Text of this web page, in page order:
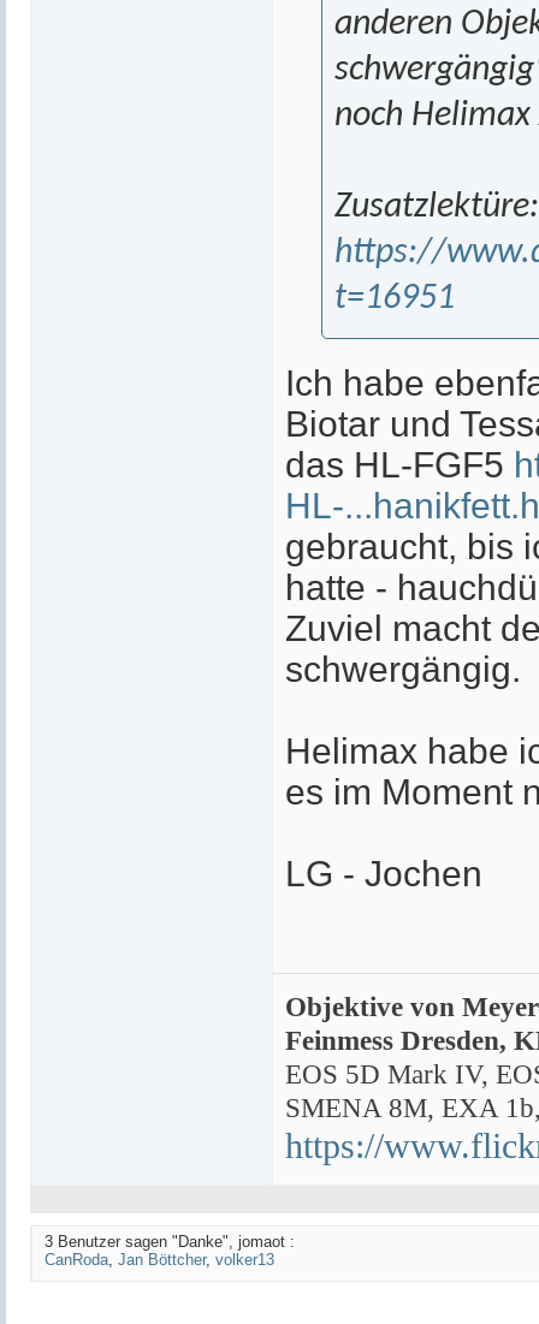
anderen
noch Helimax
Zusatzlektüre:
https://
t=16951
Ich habe
Biotar und
das HL-FGF5
HL-
gebraucht, bis
hatte -
Zuviel macht
schwergängig.
Helimax habe
es im Moment
LG - Jochen
Objektive von
Feinmess Dresden,
EOS 5D Mark IV,
SMENA 8M, EXA
https://
3 Benutzer sagen "Danke", jomaot :
CanRoda, Jan Böttcher, volker13